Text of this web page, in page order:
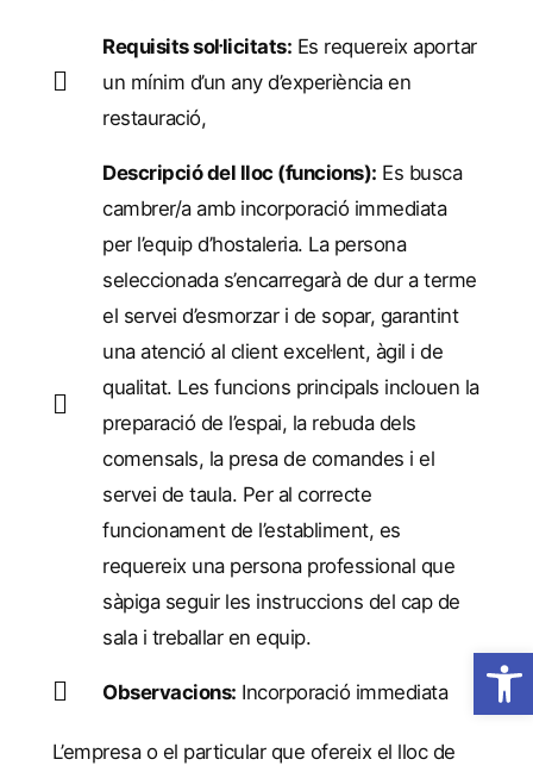
Requisits sol·licitats: Es requereix aportar
un mínim d’un any d’experiència en
restauració,
Descripció del lloc (funcions): Es busca
cambrer/a amb incorporació immediata
per l’equip d’hostaleria. La persona
seleccionada s’encarregarà de dur a terme
el servei d’esmorzar i de sopar, garantint
una atenció al client excel·lent, àgil i de
qualitat. Les funcions principals inclouen la
preparació de l’espai, la rebuda dels
comensals, la presa de comandes i el
servei de taula. Per al correcte
funcionament de l’establiment, es
requereix una persona professional que
sàpiga seguir les instruccions del cap de
sala i treballar en equip.
Observacions: Incorporació immediata
L’empresa o el particular que ofereix el lloc de
Obre